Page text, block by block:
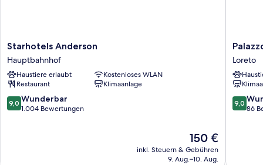
Starhotels
Anderson
Hauptbahnhof
Starhotels Anderson
Hauptbahnhof
Haustiere erlaubt
Kostenloses WLAN
Restaurant
Klimaanlage
9.0
von
9,0 Wunderbar
1.004 Bewertungen
Der
Preis
beträgt
150 €
inkl. Steuern & Gebühren
9. Aug.–10. Aug.
Palazzo
Loreto
Hotel
Milano
Loreto
Loreto
9.0
von
9,0
86